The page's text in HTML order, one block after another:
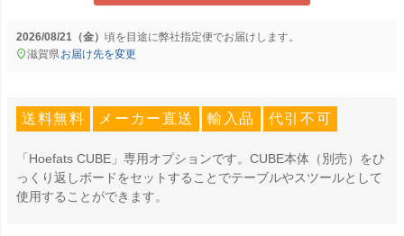
2026/08/21（金） に弊社指定便でお届けします。
滋賀県お届け先を変更
送料無料 メーカー直送 輸入品 代引不可
「Hoefats CUBE」専用オプションです。CUBE本体（別売）をひ
っくり返しボードをセットすることでテーブルやスツールとして
使用することができます。